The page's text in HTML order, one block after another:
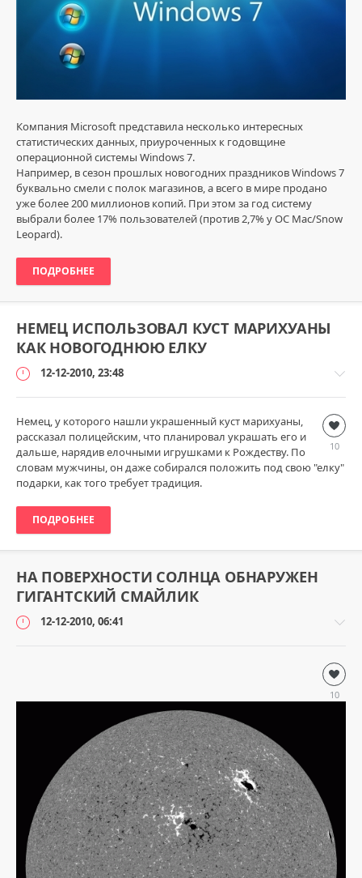
Компания Microsoft представила несколько интересных
статистических данных, приуроченных к годовщине
операционной системы Windows 7.
Например, в сезон прошлых новогодних праздников Windows 7
буквально смели с полок магазинов, а всего в мире продано
уже более 200 миллионов копий. При этом за год систему
выбрали более 17% пользователей (против 2,7% у ОС Mac/Snow
Leopard).
ПОДРОБНЕЕ
НЕМЕЦ ИСПОЛЬЗОВАЛ КУСТ МАРИХУАНЫ
КАК НОВОГОДНЮЮ ЕЛКУ
12-12-2010, 23:48
Безумный
мир
loginvovchyk
8
2
10
Немец, у которого нашли украшенный куст марихуаны,
рассказал полицейским, что планировал украшать его и
дальше, нарядив елочными игрушками к Рождеству. По
словам мужчины, он даже собирался положить под свою "елку"
подарки, как того требует традиция.
ПОДРОБНЕЕ
НА ПОВЕРХНОСТИ СОЛНЦА ОБНАРУЖЕН
ГИГАНТСКИЙ СМАЙЛИК
12-12-2010, 06:41
технологии
10